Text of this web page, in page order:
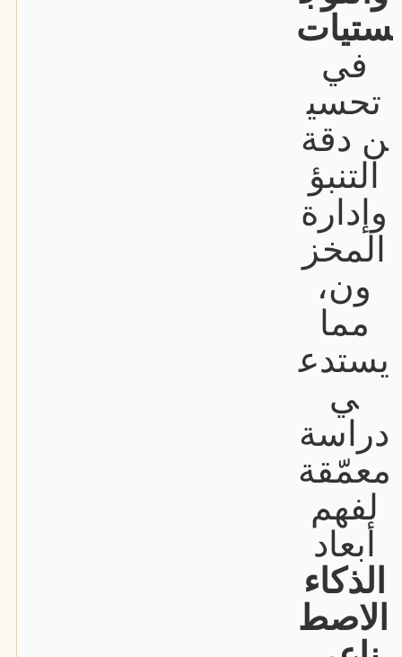
ستيات
في
تحسي
ن دقة
التنبؤ
وإدارة
المخز
ون،
مما
يستدع
ي
دراسة
معمّقة
لفهم
أبعاد
الذكاء
الاصط